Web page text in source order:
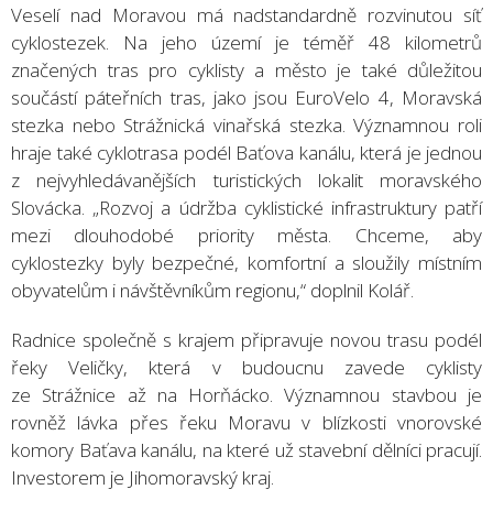
Veselí nad Moravou má nadstandardně rozvinutou síť
cyklostezek. Na jeho území je téměř 48 kilometrů
značených tras pro cyklisty a město je také důležitou
součástí páteřních tras, jako jsou EuroVelo 4, Moravská
stezka nebo Strážnická vinařská stezka. Významnou roli
hraje také cyklotrasa podél Baťova kanálu, která je jednou
z nejvyhledávanějších turistických lokalit moravského
Slovácka. „Rozvoj a údržba cyklistické infrastruktury patří
mezi dlouhodobé priority města. Chceme, aby
cyklostezky byly bezpečné, komfortní a sloužily místním
obyvatelům i návštěvníkům regionu,“ doplnil Kolář.
Radnice společně s krajem připravuje novou trasu podél
řeky Veličky, která v budoucnu zavede cyklisty
ze Strážnice až na Horňácko. Významnou stavbou je
rovněž lávka přes řeku Moravu v blízkosti vnorovské
komory Baťava kanálu, na které už stavební dělníci pracují.
Investorem je Jihomoravský kraj.